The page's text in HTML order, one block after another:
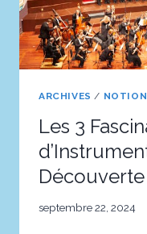
ARCHIVES /
Les 3
septembre 22, 2024